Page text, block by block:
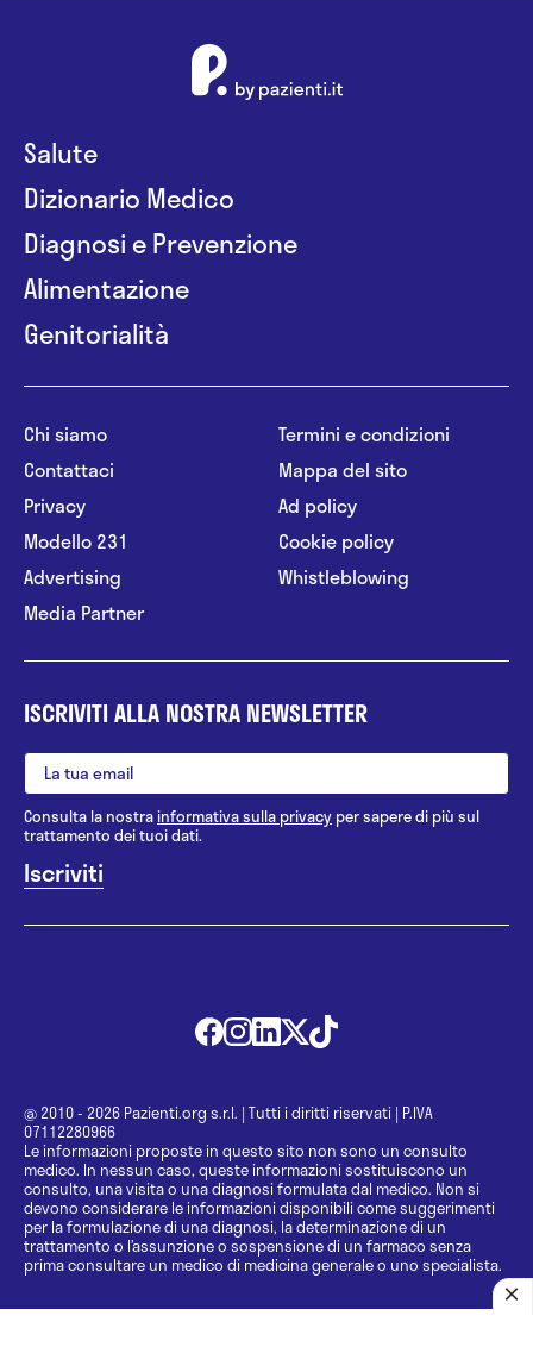
Salute
Dizionario Medico
Diagnosi e Prevenzione
Alimentazione
Genitorialità
Chi siamo
Contattaci
Privacy
Modello 231
Advertising
Media Partner
Termini e condizioni
Mappa del sito
Ad policy
Cookie policy
Whistleblowing
ISCRIVITI ALLA NOSTRA NEWSLETTER
Consulta la nostrainformativa sulla privacy per sapere di più sul
trattamento dei tuoi dati.
@ 2010 - 2026 Pazienti.org s.r.l. | Tutti i diritti riservati | P.IVA
07112280966
Le informazioni proposte in questo sito non sono un consulto
medico. In nessun caso, queste informazioni sostituiscono un
consulto, una visita o una diagnosi formulata dal medico. Non si
devono considerare le informazioni disponibili come suggerimenti
per la formulazione di una diagnosi, la determinazione di un
trattamento o l’assunzione o sospensione di un farmaco senza
prima consultare un medico di medicina generale o uno specialista.